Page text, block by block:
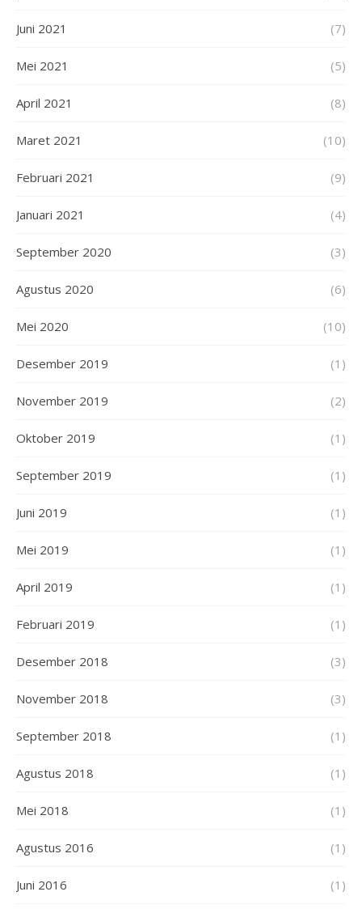
Juni 2021 (7)
Mei 2021 (5)
April 2021 (8)
Maret 2021 (10)
Februari 2021 (9)
Januari 2021 (4)
September 2020 (3)
Agustus 2020 (6)
Mei 2020 (10)
Desember 2019 (1)
November 2019 (2)
Oktober 2019 (1)
September 2019 (1)
Juni 2019 (1)
Mei 2019 (1)
April 2019 (1)
Februari 2019 (1)
Desember 2018 (3)
November 2018 (3)
September 2018 (1)
Agustus 2018 (1)
Mei 2018 (1)
Agustus 2016 (1)
Juni 2016 (1)